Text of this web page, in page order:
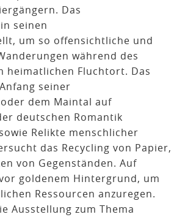
Das
seinen
um so offensichtliche und
während des
heimatlichen Fluchtort. Das
seiner
dem Maintal auf
deutschen Romantik
Relikte menschlicher
das Recycling von Papier,
von Gegenständen. Auf
goldenem Hintergrund, um
Ressourcen anzuregen.
Ausstellung zum Thema